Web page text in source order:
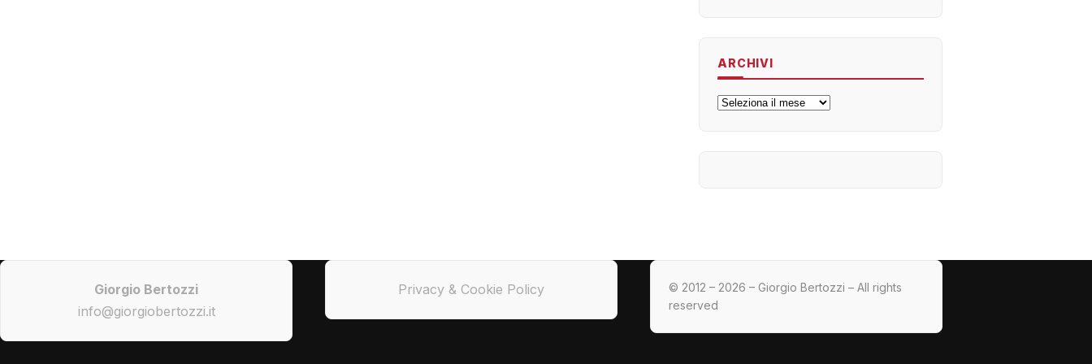
ARCHIVI
Archivi
Giorgio Bertozzi
info@giorgiobertozzi.it
Privacy & Cookie Policy
© 2012 – 2026 – Giorgio Bertozzi – All rights
reserved